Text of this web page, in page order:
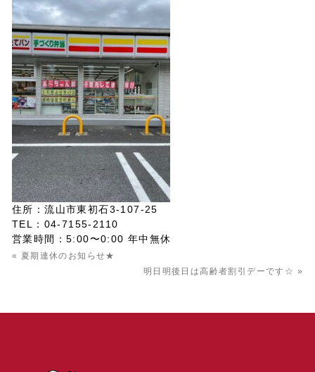
住所：流山市東初石3-107-25
TEL：04-7155-2110
営業時間：5:00〜0:00 年中無休
« 夏期連休のお知らせ★
明日明後日は高齢者割引デーです☆ »